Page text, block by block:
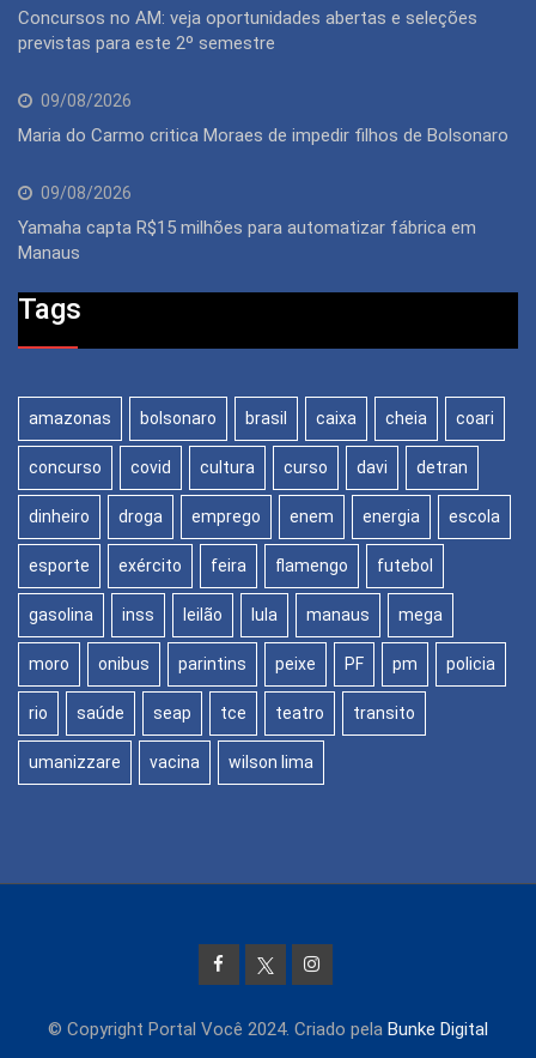
Concursos no AM: veja oportunidades abertas e seleções
previstas para este 2º semestre
09/08/2026
Maria do Carmo critica Moraes de impedir filhos de Bolsonaro
09/08/2026
Yamaha capta R$15 milhões para automatizar fábrica em
Manaus
Tags
amazonas bolsonaro brasil caixa cheia coari
concurso covid cultura curso davi detran
dinheiro droga emprego enem energia escola
esporte exército feira flamengo futebol
gasolina inss leilão lula manaus mega
moro onibus parintins peixe PF pm policia
rio saúde seap tce teatro transito
umanizzare vacina wilson lima
© Copyright Portal Você 2024. Criado pela Bunke Digital